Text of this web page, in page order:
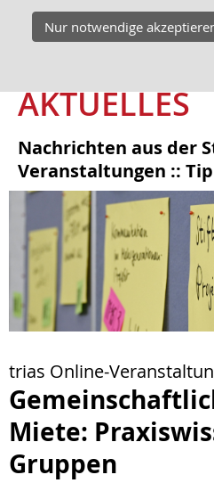
KONTAKT
AKTUELLES
Nachrichten aus der
Veranstaltungen ::
trias Online-
Miete:
Gruppen
Nur notwendige